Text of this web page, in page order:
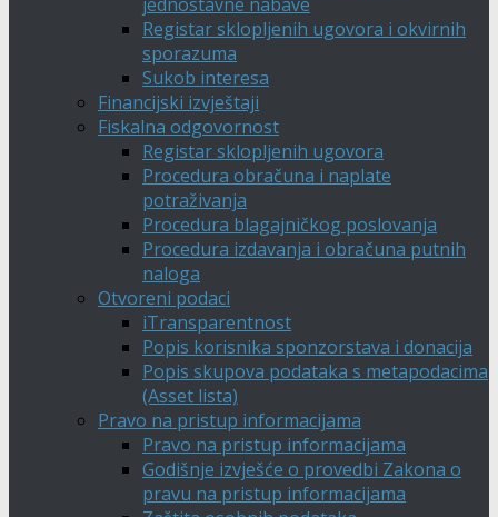
Registar sklopljenih ugovora i okvirnih
sporazuma
Sukob interesa
Financijski izvještaji
Fiskalna odgovornost
Registar sklopljenih ugovora
Procedura obračuna i naplate
potraživanja
Procedura blagajničkog poslovanja
Procedura izdavanja i obračuna putnih
naloga
Otvoreni podaci
iTransparentnost
Popis korisnika sponzorstava i donacija
Popis skupova podataka s metapodacima
(Asset lista)
Pravo na pristup informacijama
Pravo na pristup informacijama
Godišnje izvješće o provedbi Zakona o
pravu na pristup informacijama